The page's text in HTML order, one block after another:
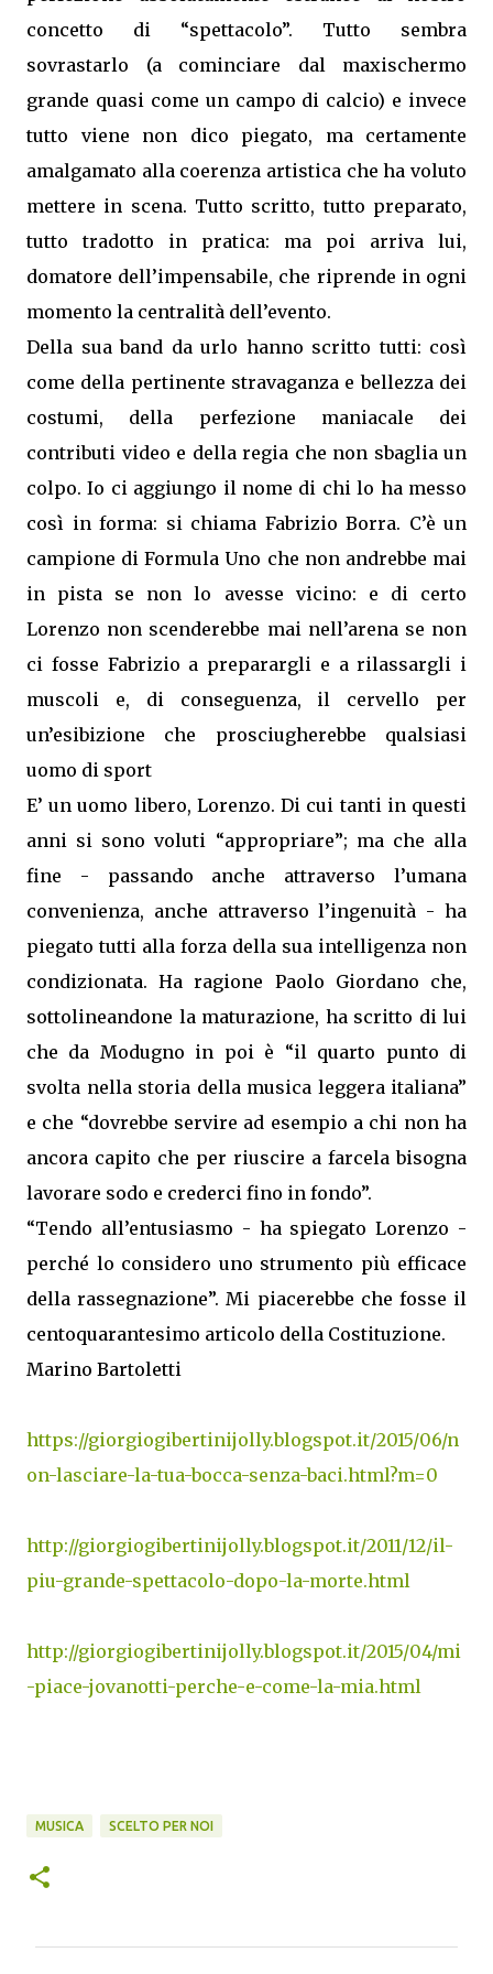
concetto di “spettacolo”. Tutto sembra
sovrastarlo (a cominciare dal maxischermo
grande quasi come un campo di calcio) e invece
tutto viene non dico piegato, ma certamente
amalgamato alla coerenza artistica che ha voluto
mettere in scena. Tutto scritto, tutto preparato,
tutto tradotto in pratica: ma poi arriva lui,
domatore dell’impensabile, che riprende in ogni
momento la centralità dell’evento.
Della sua band da urlo hanno scritto tutti: così
come della pertinente stravaganza e bellezza dei
costumi, della perfezione maniacale dei
contributi video e della regia che non sbaglia un
colpo. Io ci aggiungo il nome di chi lo ha messo
così in forma: si chiama Fabrizio Borra. C’è un
campione di Formula Uno che non andrebbe mai
in pista se non lo avesse vicino: e di certo
Lorenzo non scenderebbe mai nell’arena se non
ci fosse Fabrizio a preparargli e a rilassargli i
muscoli e, di conseguenza, il cervello per
un’esibizione che prosciugherebbe qualsiasi
uomo di sport
E’ un uomo libero, Lorenzo. Di cui tanti in questi
anni si sono voluti “appropriare”; ma che alla
fine - passando anche attraverso l’umana
convenienza, anche attraverso l’ingenuità - ha
piegato tutti alla forza della sua intelligenza non
condizionata. Ha ragione Paolo Giordano che,
sottolineandone la maturazione, ha scritto di lui
che da Modugno in poi è “il quarto punto di
svolta nella storia della musica leggera italiana”
e che “dovrebbe servire ad esempio a chi non ha
ancora capito che per riuscire a farcela bisogna
lavorare sodo e crederci fino in fondo”.
“Tendo all’entusiasmo - ha spiegato Lorenzo -
perché lo considero uno strumento più efficace
della rassegnazione”. Mi piacerebbe che fosse il
centoquarantesimo articolo della Costituzione.
Marino Bartoletti
https://giorgiogibertinijolly.blogspot.it/2015/06/n
on-lasciare-la-tua-bocca-senza-baci.html?m=0
http://giorgiogibertinijolly.blogspot.it/2011/12/il-
piu-grande-spettacolo-dopo-la-morte.html
http://giorgiogibertinijolly.blogspot.it/2015/04/mi
-piace-jovanotti-perche-e-come-la-mia.html
MUSICA SCELTO PER NOI